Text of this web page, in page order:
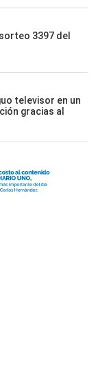
3397 del
televisor en un
gracias al